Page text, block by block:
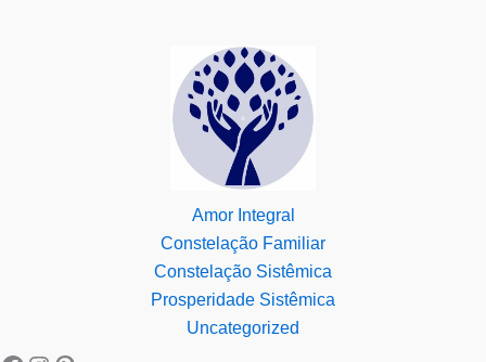
Amor Integral
Constelação Familiar
Constelação Sistêmica
Prosperidade Sistêmica
Uncategorized